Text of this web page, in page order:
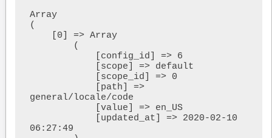
Array
(
general/locale/code
06:27:49